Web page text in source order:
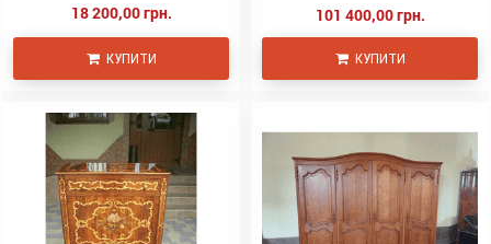
18 200,00 грн.
КУПИТИ
101 400,00 грн.
КУПИТИ